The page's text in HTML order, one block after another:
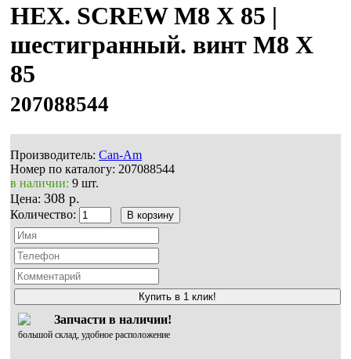
HEX. SCREW M8 X 85 |
шестигранный. винт M8 X
85
207088544
Производитель: Can-Am
Номер по каталогу: 207088544
в наличии: 9 шт.
Цена: 308 р.
Количество:
Купить в 1 клик!
Запчасти в наличии!
большой склад, удобное расположение